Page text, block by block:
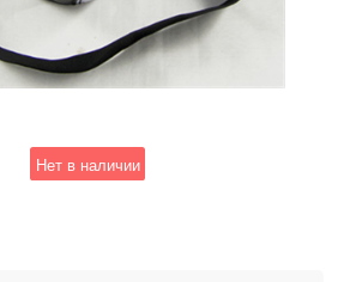
Нет в наличии